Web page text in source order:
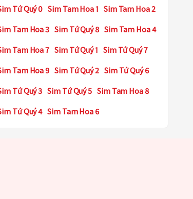
Tứ Quý 0 Sim Tam Hoa 1 Sim Tam Hoa 2
Tam Hoa 3 Sim Tứ Quý 8 Sim Tam Hoa 4
Tam Hoa 7 Sim Tứ Quý 1 Sim Tứ Quý 7
Tam Hoa 9 Sim Tứ Quý 2 Sim Tứ Quý 6
Tứ Quý 3 Sim Tứ Quý 5 Sim Tam Hoa 8
Tứ Quý 4 Sim Tam Hoa 6